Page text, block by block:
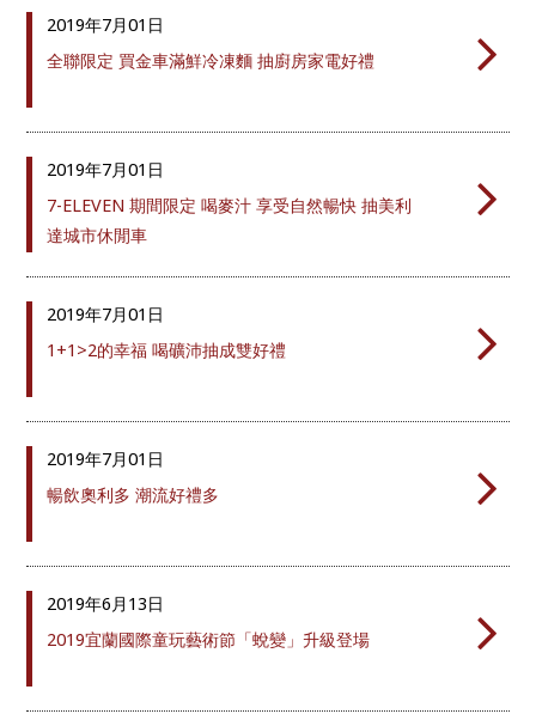
2019年7月01日
全聯限定 買金車滿鮮冷凍麵 抽廚房家電好禮
2019年7月01日
7-ELEVEN 期間限定 喝麥汁 享受自然暢快 抽美利
達城市休閒車
2019年7月01日
1+1>2的幸福 喝礦沛抽成雙好禮
2019年7月01日
暢飲奧利多 潮流好禮多
2019年6月13日
2019宜蘭國際童玩藝術節「蛻變」升級登場